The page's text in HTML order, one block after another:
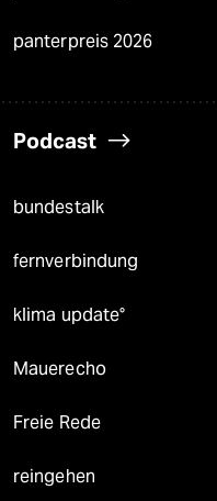
panterpreis 2026
Podcast
bundestalk
fernverbindung
klima update°
Mauerecho
Freie Rede
reingehen